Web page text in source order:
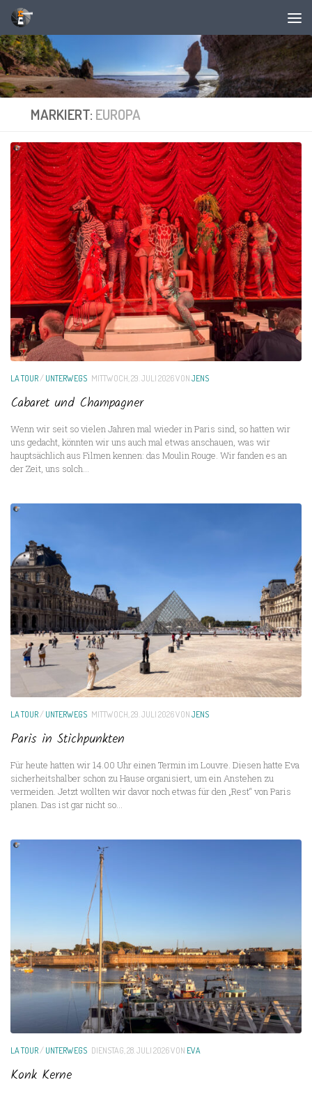
Unter dem Inhalt
MARKIERT: EUROPA
LA TOUR/UNTERWEGS MITTWOCH, 29. JULI 2026VONJENS
Cabaret und Champagner
Wenn wir seit so vielen Jahren mal wieder in Paris sind, so hatten wir
uns gedacht, könnten wir uns auch mal etwas anschauen, was wir
hauptsächlich aus Filmen kennen: das Moulin Rouge. Wir fanden es an
der Zeit, uns solch...
LA TOUR/UNTERWEGS MITTWOCH, 29. JULI 2026VONJENS
Paris in Stichpunkten
Für heute hatten wir 14.00 Uhr einen Termin im Louvre. Diesen hatte Eva
sicherheitshalber schon zu Hause organisiert, um ein Anstehen zu
vermeiden. Jetzt wollten wir davor noch etwas für den „Rest“ von Paris
planen. Das ist gar nicht so...
LA TOUR/UNTERWEGS DIENSTAG, 28. JULI 2026VON EVA
Konk Kerne